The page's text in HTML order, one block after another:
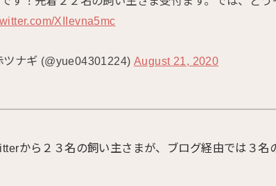
XIIevna5mc
ナギ (@yue04301224) August 21, 2020
から２３名の飼い主さまが、ブログ経由では３名